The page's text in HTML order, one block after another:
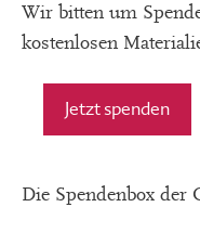
Wir bitten um
kostenlosen
Jetzt spenden
Die Spendenbox der